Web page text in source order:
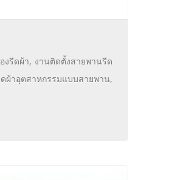
งรีดผ้า, งานติดตั้งสายพานรีด
ดผ้าอุตสาหกรรมแบบสายพาน,